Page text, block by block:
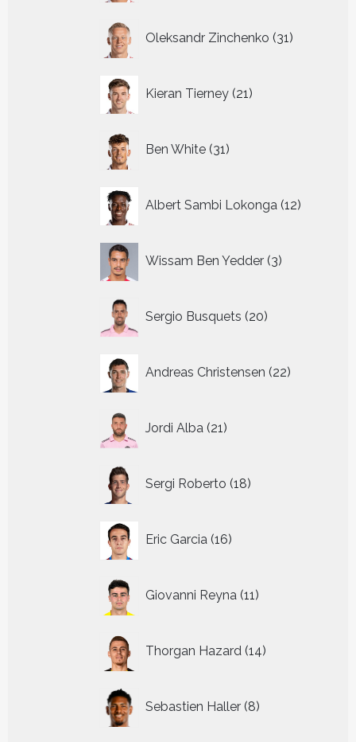
Oleksandr Zinchenko 31
producten
Kieran Tierney 21
producten
Ben White 31
producten
Albert Sambi Lokonga 12
Wissam Ben Yedder 3
producten
Sergio Busquets 20
producten
Andreas Christensen 22
producten
Jordi Alba 21
producten
Sergi Roberto 18
producten
Eric Garcia 16
producten
Giovanni Reyna 11
producten
Thorgan Hazard 14
producten
Sebastien Haller 8
producten